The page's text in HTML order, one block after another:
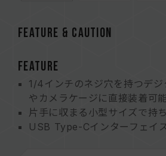
FEATURE & CAUTION
FEATURE
1/4インチのネジ穴を持つデジ
やカメラケージに直接装着可能
片手に収まる小型サイズで持
USB Type-Cインターフェイ